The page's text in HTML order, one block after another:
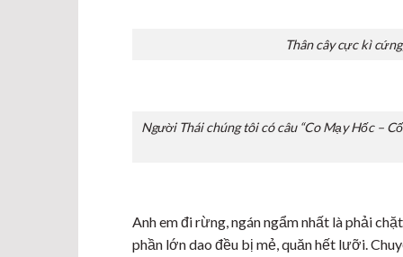
Thân cây cực kì
Người Thái chúng tôi có câu “Co Mạy Hốc –
Anh em đi rừng, ngán ngẩm nhất là phải
phần lớn dao đều bị mẻ, quăn hết lưỡi.